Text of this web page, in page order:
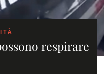
respirare